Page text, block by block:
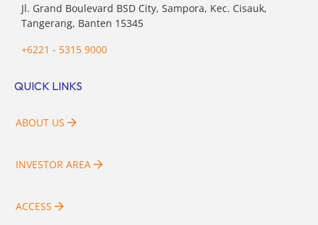
Jl. Grand Boulevard BSD City, Sampora, Kec. Cisauk,
Tangerang, Banten 15345
+6221 - 5315 9000
QUICK LINKS
ABOUT US
INVESTOR AREA
ACCESS